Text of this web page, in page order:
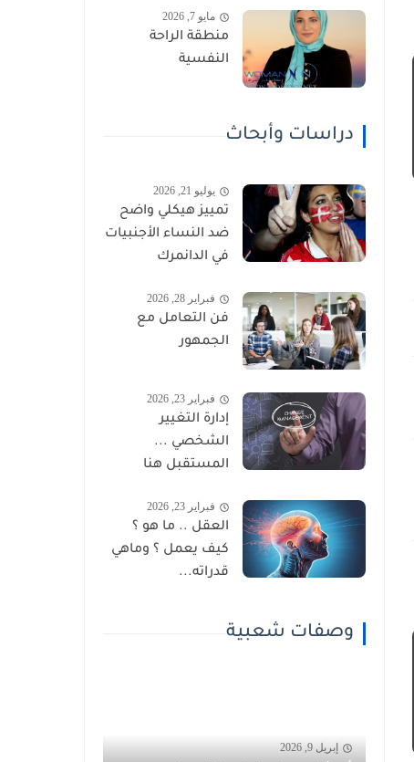
مايو 7, 2026
منطقة الراحة
النفسية
دراسات وأبحاث
يوليو 21, 2026
تمييز هيكلي واضح
ضد النساء الأجنبيات
في الدانمرك
فبراير 28, 2026
فن التعامل مع
الجمهور
فبراير 23, 2026
إدارة التغيير
الشخصي ...
المستقبل هنا
فبراير 23, 2026
العقل .. ما هو ؟
كيف يعمل ؟ وماهي
قدراته...
وصفات شعبية
إبريل 9, 2026